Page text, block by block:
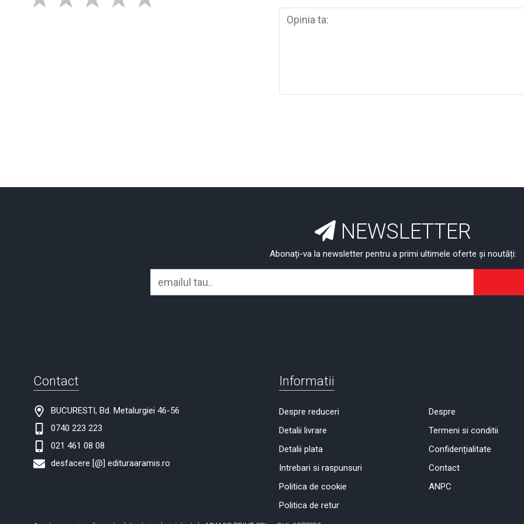
NEWSLETTER
Abonați-va la newsletter pentru a primi ultimele oferte și noutăți:
Contact
BUCURESTI, Bd. Metalurgiei 46-56
0740 223 223
021 461 08 08
desfacere [@] edituraaramis.ro
Informatii
Despre reduceri
Detalii livrare
Detalii plata
Intrebari si raspunsuri
Politica de cookie
Politica de retur
Despre
Termeni si conditii
Confidențialitate
Contact
ANPC